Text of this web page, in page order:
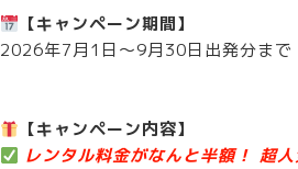
【キャンペーン期間】
2026年7月1日〜9月30日出発分まで
【キャンペーン内容】
レンタル料金がなんと半額！ 超